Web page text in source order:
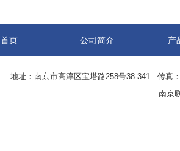
首页 公司简介 产
地址：南京市高淳区宝塔路258号38-341 传真
南京